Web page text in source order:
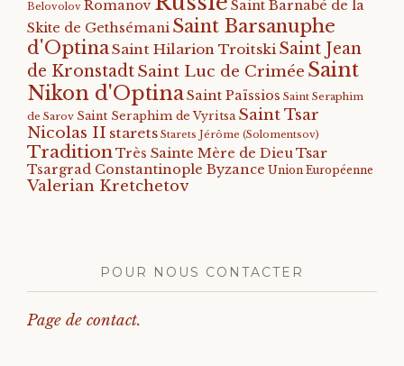
Belovolov Romanov
Saint Barnabé de la
Skite de Gethsémani Saint Barsanuphe
d'Optina Saint Hilarion Troitski Saint Jean
de KronstadtSaint Luc de Crimée Saint
Nikon d'OptinaSaint Païssios Saint Seraphim
de Sarov Saint Seraphim de Vyritsa Saint Tsar
Nicolas II starets Starets Jérôme (Solomentsov)
Tradition Très Sainte Mère de DieuTsar
Tsargrad Constantinople Byzance Union Européenne
Valerian Kretchetov
POUR NOUS CONTACTER
Page de contact.